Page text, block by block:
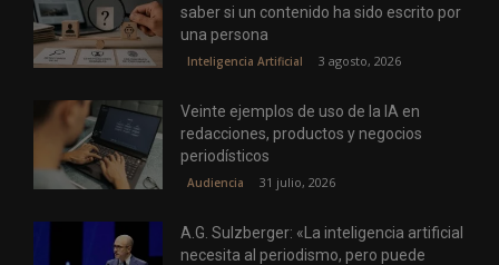
saber si un contenido ha sido escrito por
una persona
Inteligencia Artificial 3 agosto, 2026
Veinte ejemplos de uso de la IA en
redacciones, productos y negocios
periodísticos
Audiencia 31 julio, 2026
A.G. Sulzberger: «La inteligencia artificial
necesita al periodismo, pero puede